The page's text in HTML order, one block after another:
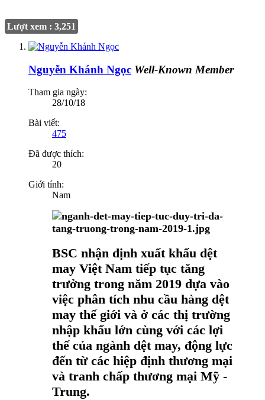
Lượt xem : 3,251
Nguyễn Khánh Ngọc Well-Known Member
Tham gia ngày:
28/10/18
Bài viết:
475
Đã được thích:
20
Giới tính:
Nam
BSC nhận định xuất khẩu dệt
may Việt Nam tiếp tục tăng
trưởng trong năm 2019 dựa vào
việc phân tích nhu cầu hàng dệt
may thế giới và ở các thị trường
nhập khẩu lớn cùng với các lợi
thế của ngành dệt may, động lực
đến từ các hiệp định thương mại
và tranh chấp thương mại Mỹ -
Trung.